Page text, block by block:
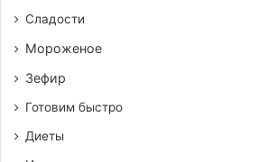
Сладости
Мороженое
Зефир
Готовим быстро
Диеты